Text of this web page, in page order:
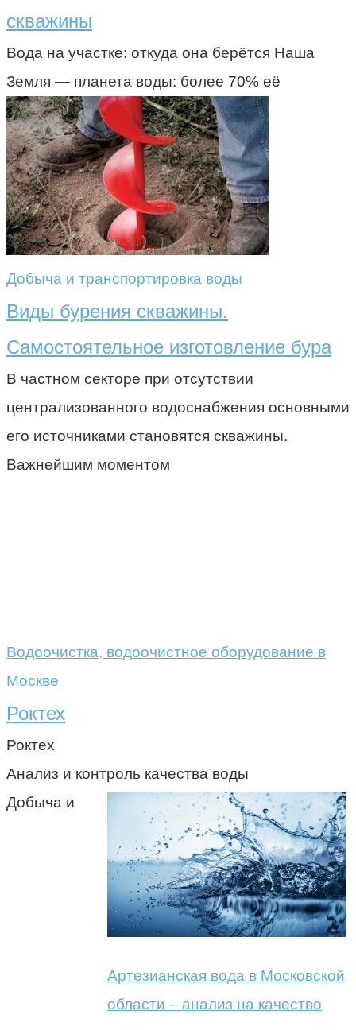
скважины
Вода на участке: откуда она берётся Наша
Земля — планета воды: более 70% её
Добыча и транспортировка воды
Виды бурения скважины.
Самостоятельное изготовление бура
В частном секторе при отсутствии
централизованного водоснабжения основными
его источниками становятся скважины.
Важнейшим моментом
Водоочистка, водоочистное оборудование в
Москве
Роктех
Роктех
Анализ и контроль качества воды
Артезианская вода в Московской
области – анализ на качество
Добыча и